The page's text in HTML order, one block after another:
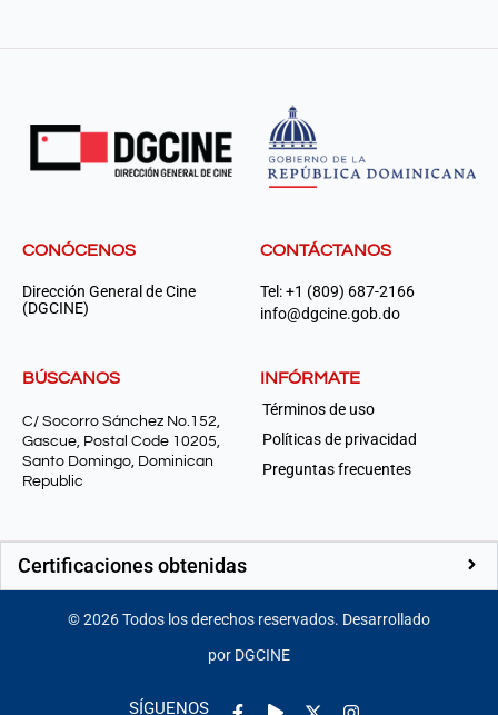
CONÓCENOS
Dirección General de Cine
(DGCINE)
CONTÁCTANOS
Tel: +1 (809) 687-2166
info@dgcine.gob.do
BÚSCANOS
C/ Socorro Sánchez No.152,
Gascue, Postal Code 10205,
Santo Domingo, Dominican
Republic
INFÓRMATE
Términos de uso
Políticas de privacidad
Preguntas frecuentes
Certificaciones obtenidas
©2026Todos los derechos reservados. Desarrollado
por DGCINE
SÍGUENOS
Facebook-
Play Instagram